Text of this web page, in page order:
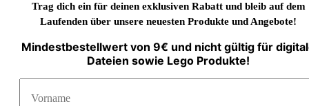
Trag dich ein für deinen exklusiven Rabatt und bleib auf dem
Laufenden über unsere neuesten Produkte und Angebote!
Mindestbestellwert von 9€ und nicht gültig für
Dateien sowie Lego Produkte!